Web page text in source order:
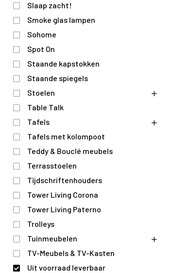
Slaap zacht!
Smoke glas lampen
Sohome
Spot On
Staande kapstokken
Staande spiegels
Stoelen
Table Talk
Tafels
Tafels met kolompoot
Teddy & Bouclé meubels
Terrasstoelen
Tijdschriftenhouders
Tower Living Corona
Tower Living Paterno
Trolleys
Tuinmeubelen
TV-Meubels & TV-Kasten
Uit voorraad leverbaar